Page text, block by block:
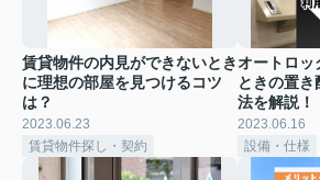
賃貸物件の内見ができないとき
に理想の部屋を見つけるコツ
は？
2023.06.23
賃貸物件探し・契約
オートロッ
ときの置
法を解説！
2023.06.16
設備・仕様